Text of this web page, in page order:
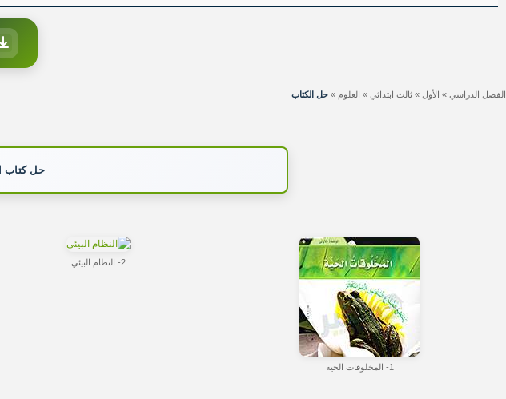
الفصل الدراسي » الأول » ثالث ابتدائي » العلوم » حل الكتاب
حل كتاب
1- المخلوقات الحيه
2- النظام البيئي